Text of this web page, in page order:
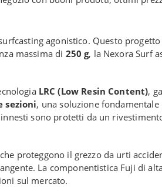
agonistico. Questo
massima di 250 g, la Nexora Surf
LRC (Low Resin Content),
sezioni, una soluzione
sono protetti da un
proteggono il grezzo da urti
La componentistica Fuji di
sul mercato.